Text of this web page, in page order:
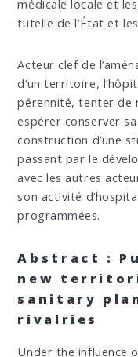
médicale locale et
tutelle de l’État et
Acteur clef de
d’un territoire,
pérennité, tenter de
espérer conserver
construction d’une
passant par le
avec les autres
son activité
programmées.
Abstract :
new
sanitary
rivalries
Under the influence